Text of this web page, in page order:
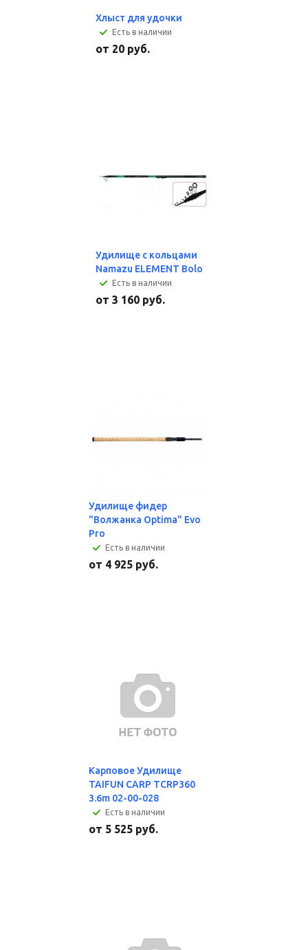
Хлыст для удочки
Есть в наличии
от 20 руб.
Удилище с кольцами
Namazu ELEMENT Bolo
Есть в наличии
от 3 160 руб.
Удилище фидер
"Волжанка Optima" Evo
Pro
Есть в наличии
от 4 925 руб.
Карповое Удилище
TAIFUN CARP TCRP360
3.6m 02-00-028
Есть в наличии
от 5 525 руб.